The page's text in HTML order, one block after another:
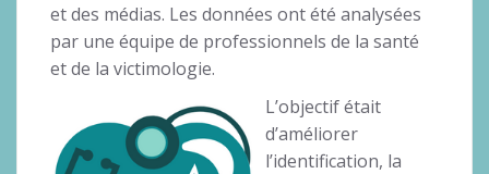
et des médias. Les données ont été analysées
par une équipe de professionnels de la santé
et de la victimologie.
L’objectif était
d’améliorer
l’identification, la